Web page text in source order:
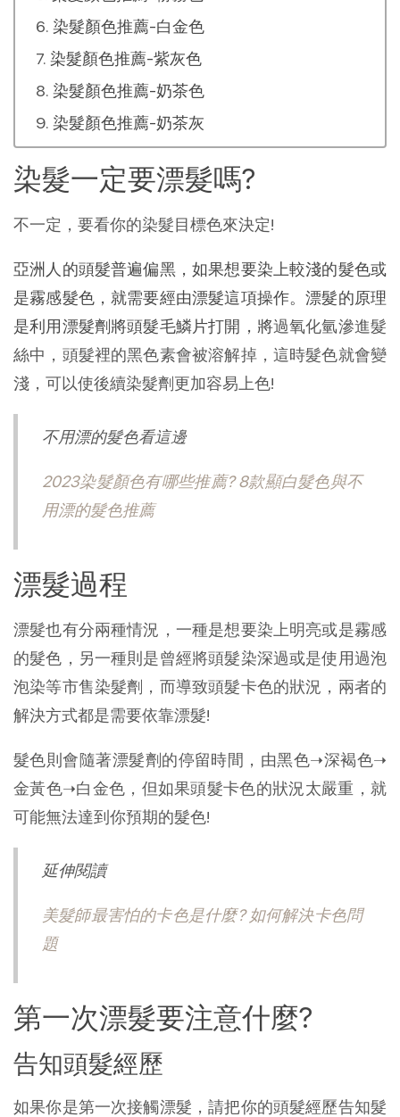
染髮顏色推薦-白金色
染髮顏色推薦-紫灰色
染髮顏色推薦-奶茶色
染髮顏色推薦-奶茶灰
染髮一定要漂髮嗎?
不一定，要看你的染髮目標色來決定!
亞洲人的頭髮普遍偏黑，如果想要染上較淺的髮色或
是霧感髮色，就需要經由漂髮這項操作。漂髮的原理
是利用漂髮劑將頭髮毛鱗片打開，將過氧化氫滲進髮
絲中，頭髮裡的黑色素會被溶解掉，這時髮色就會變
淺，可以使後續染髮劑更加容易上色!
不用漂的髮色看這邊
2023染髮顏色有哪些推薦? 8款顯白髮色與不
用漂的髮色推薦
漂髮過程
漂髮也有分兩種情況，一種是想要染上明亮或是霧感
的髮色，另一種則是曾經將頭髮染深過或是使用過泡
泡染等市售染髮劑，而導致頭髮卡色的狀況，兩者的
解決方式都是需要依靠漂髮!
髮色則會隨著漂髮劑的停留時間，由黑色➝深褐色➝
金黃色➝白金色，但如果頭髮卡色的狀況太嚴重，就
可能無法達到你預期的髮色!
延伸閱讀
美髮師最害怕的卡色是什麼? 如何解決卡色問
題
第一次漂髮要注意什麼?
告知頭髮經歷
如果你是第一次接觸漂髮，請把你的頭髮經歷告知髮